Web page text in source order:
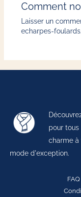
Comment
Laisser un
echarpes-
pour
charme à
mode d'exception.